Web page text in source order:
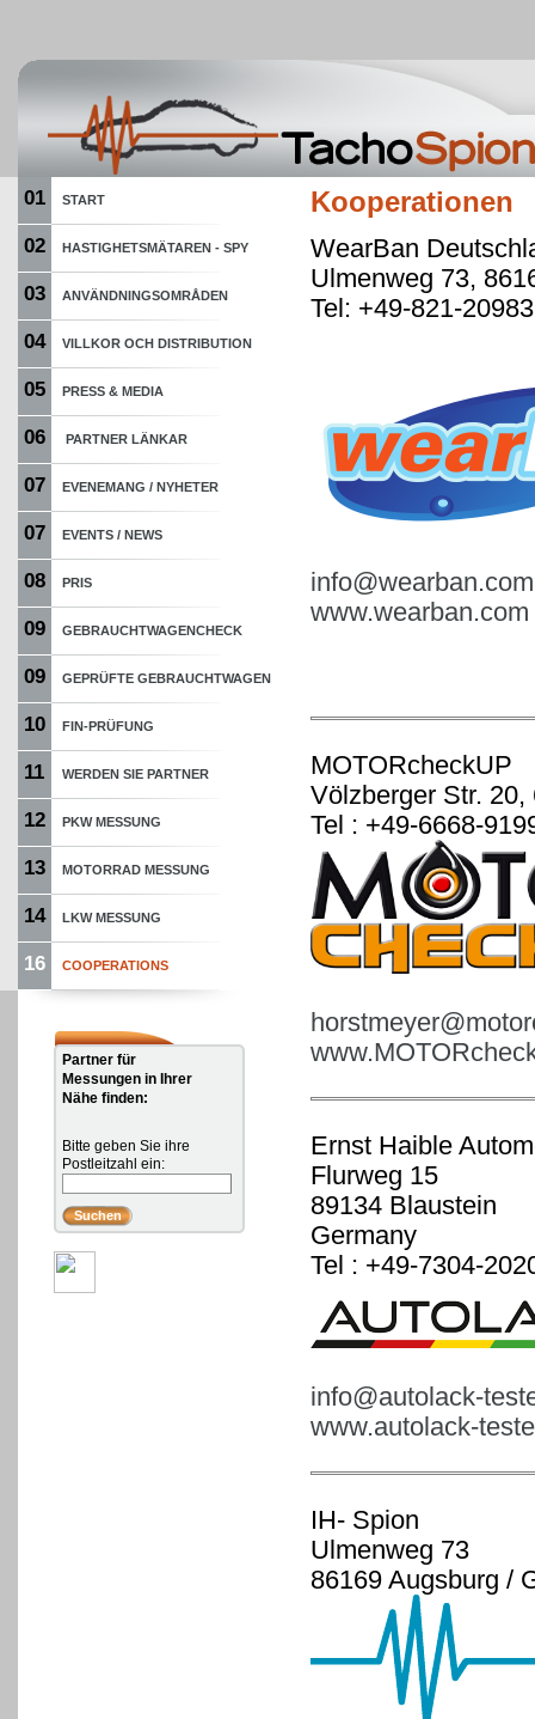
01 START
02 HASTIGHETSMÄTAREN - SPY
03 ANVÄNDNINGSOMRÅDEN
04 VILLKOR OCH DISTRIBUTION
05 PRESS & MEDIA
06 PARTNER LÄNKAR
07 EVENEMANG / NYHETER
07 EVENTS / NEWS
08 PRIS
09 GEBRAUCHTWAGENCHECK
09 GEPRÜFTE GEBRAUCHTWAGEN
10 FIN-PRÜFUNG
11 WERDEN SIE PARTNER
12 PKW MESSUNG
13 MOTORRAD MESSUNG
14 LKW MESSUNG
16 COOPERATIONS
Partner für
Messungen in Ihrer
Nähe finden:
Bitte geben Sie ihre
Postleitzahl ein:
Kooperationen
WearBan
Ulmenweg 73,
Tel: +49-821-
info@wearban.com
www.wearban.com
MOTORcheckUP
Völzberger Str.
Tel : +49-6668-
Ernst Haible
Flurweg 15
89134 Blaustein
Germany
Tel : +49-7304-
info@autolack-
www.autolack-
IH- Spion
Ulmenweg 73
86169 Augsburg /